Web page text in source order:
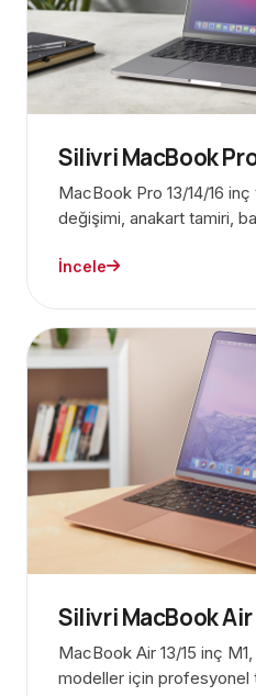
Silivri MacBook
MacBook Pro 13/14/16
değişimi, anakart tamiri,
İncele
Silivri MacBook
MacBook Air 13/15 inç
modeller için profesyonel